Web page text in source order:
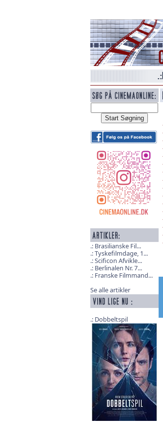
Brasilianske Fil...
Tyskefilmdage, 1...
Scificon Afvikle...
Berlinalen Nr. 7...
Franske Filmmand...
Se alle artikler
Dobbeltspil